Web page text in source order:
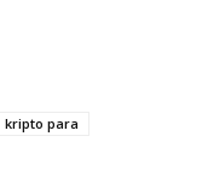
kripto para